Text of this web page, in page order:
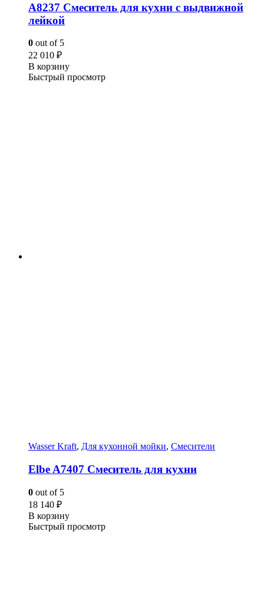
A8237 Смеситель для кухни с выдвижной
лейкой
0 out of 5
22 010 ₽
В корзину
Быстрый просмотр
Wasser Kraft, Для кухонной мойки, Смесители
Elbe A7407 Смеситель для кухни
0 out of 5
18 140 ₽
В корзину
Быстрый просмотр